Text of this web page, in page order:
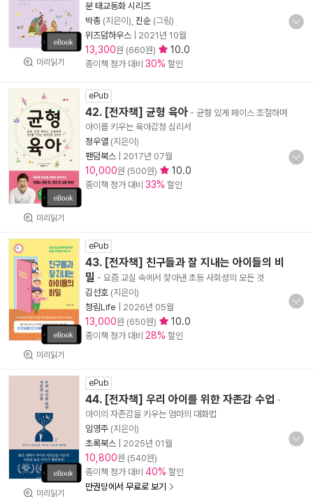
미리읽기
분 태교동화 시리즈
박총 (지은이), 진순 (그림)
위즈덤하우스
2021년 10월
13,300원 (660원) 10.0
종이책 정가 대비 30% 할인
미리읽기
ePub
42. [전자책] 균형 육아 - 균형 있게 페이스 조절하며
아이를 키우는 육아감정 심리서
정우열 (지은이)
팬덤북스
2017년 07월
10,000원 (500원) 10.0
종이책 정가 대비 33% 할인
미리읽기
ePub
43. [전자책] 친구들과 잘 지내는 아이들의 비
밀 - 요즘 교실 속에서 찾아낸 초등 사회성의 모든 것
김선호 (지은이)
청림Life
2026년 05월
13,000원 (650원) 10.0
종이책 정가 대비 28% 할인
미리읽기
ePub
44. [전자책] 우리 아이를 위한 자존감 수업 -
아이의 자존감을 키우는 엄마의 대화법
임영주 (지은이)
초록북스
2025년 01월
10,800원 (540원)
종이책 정가 대비 40% 할인
만권당에서 무료로 보기